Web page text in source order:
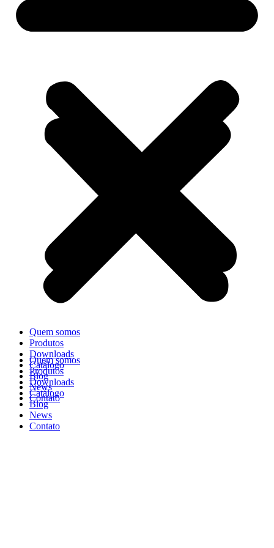
Quem somos
Produtos
Downloads
Catálogo
Blog
News
Contato
Quem somos
Produtos
Downloads
Catálogo
Blog
News
Contato